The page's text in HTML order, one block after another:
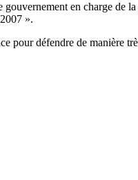
en charge de
».
pour défendre de manière